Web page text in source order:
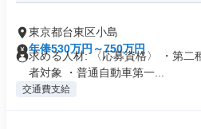
東京都台東区小島
年俸530万円～750万円
求める人材: 〈応募資格〉 ・第二
者対象 ・普通自動車第一...
交通費支給